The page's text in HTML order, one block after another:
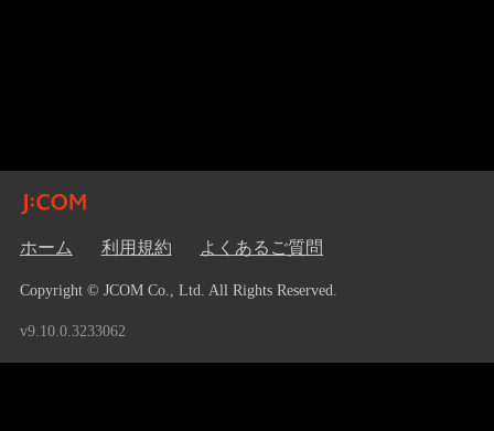
ホーム 利用規約 よくあるご質問
Copyright © JCOM Co., Ltd. All Rights Reserved.
v9.10.0.3233062